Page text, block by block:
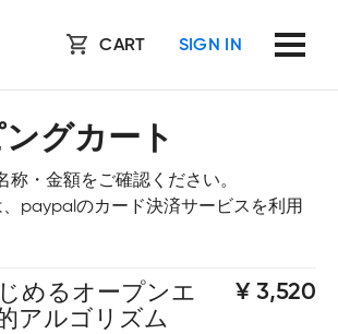
CART SIGN IN
グカート
称・金額をご確認ください。
paypalのカード決済サービスを利用
めるオープンエ
アルゴリズム
3,520